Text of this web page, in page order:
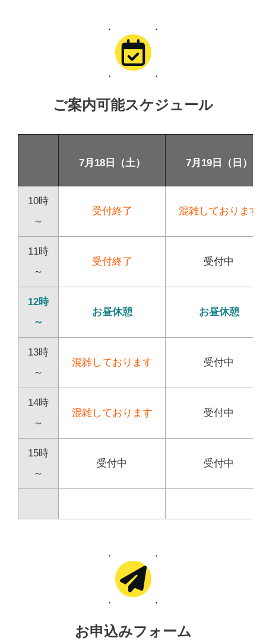
ご案内可能スケジュール
7月18日（土） 7月19日（日）
10時
～
受付終了 混雑しております
11時
～
受付終了 受付中
12時
～
お昼休憩 お昼休憩
13時
～
混雑しております 受付中
14時
～
混雑しております 受付中
15時
～
受付中 受付中
お申込みフォーム